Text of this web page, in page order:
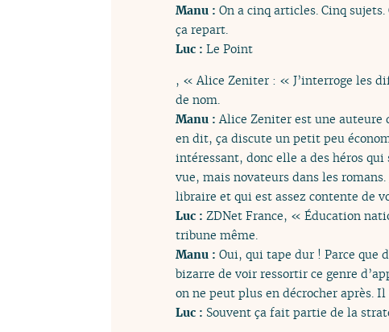
Manu : On a cinq articles. Cinq
ça repart.
Luc : Le Point
, « Alice Zeniter : « J’interroge les
de nom.
Manu :Alice Zeniter est une auteure
en dit, ça discute un petit peu
intéressant, donc elle a des héros
vue, mais novateurs dans les
libraire et qui est assez contente de
Luc : ZDNet France, « Éducation
tribune même.
Manu : Oui, qui tape dur ! Parce que
bizarre de voir ressortir ce genre
on ne peut plus en décrocher après.
Luc : Souvent ça fait partie de la